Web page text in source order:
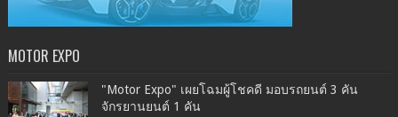
MOTOR EXPO
"Motor Expo" เผยโฉมผู้โชคดี มอบรถยนต์ 3 คัน
จักรยานยนต์ 1 คัน